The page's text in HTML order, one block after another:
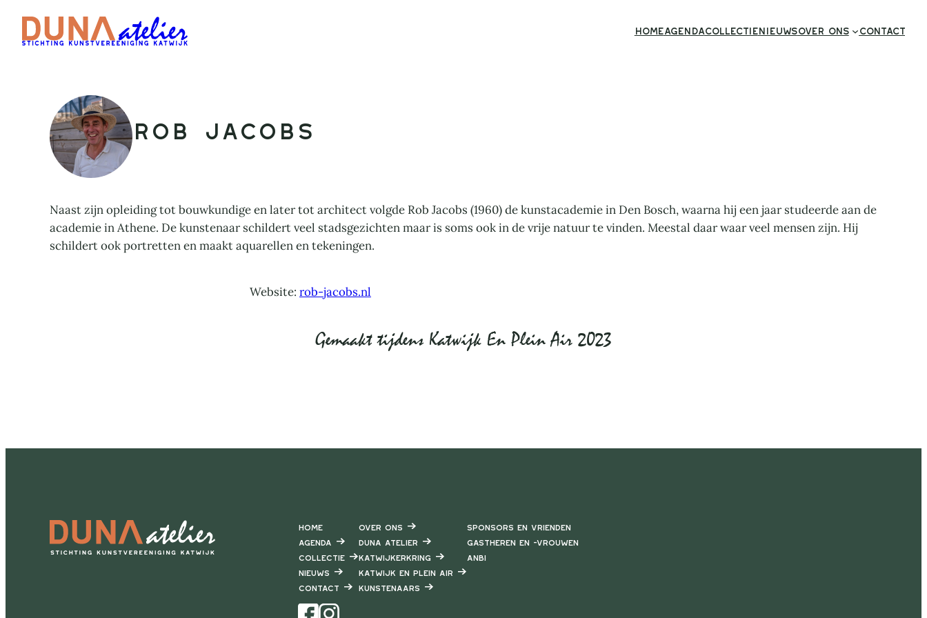
HomeAgendaCollectieNieuwsOver ons Contact
Rob Jacobs
Naast zijn opleiding tot bouwkundige en later tot architect volgde Rob Jacobs (1960) de kunstacademie in Den Bosch, waarna hij een jaar studeerde aan de
academie in Athene. De kunstenaar schildert veel stadsgezichten maar is soms ook in de vrije natuur te vinden. Meestal daar waar veel mensen zijn. Hij
schildert ook portretten en maakt aquarellen en tekeningen.
Website: rob-jacobs.nl
Gemaakt tijdens Katwijk En Plein Air 2023
Home
Agenda
Collectie
Nieuws
Contact
Facebook Instagram
Over ons
DUNA Atelier
Katwijkerkring
Katwijk en Plein air
Kunstenaars
Sponsors en vrienden
Gastheren en -vrouwen
ANBI